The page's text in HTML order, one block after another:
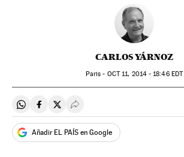
CARLOS YÁRNOZ
Paris - OCT11, 2014 - 18:46EDT
Compartir en Whatsapp
Compartir en Facebook
Compartir en Twitter
Desplegar Redes Sociales
Añadir EL PAÍS en Google